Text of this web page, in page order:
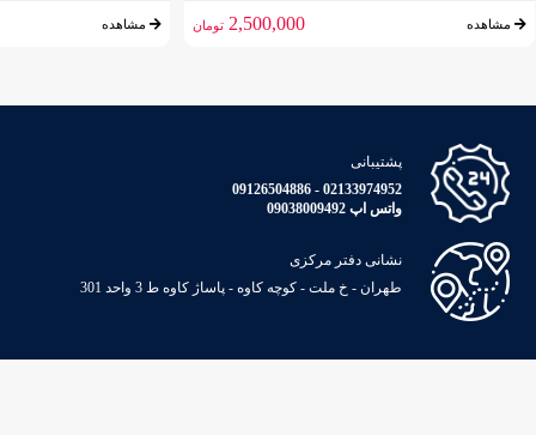
مشاهده 2,500,000 تومان مشاهده
پشتیبانی
02133974952 - 09126504886
واتس اپ 09038009492
نشانی دفتر مرکزی
طهران - خ ملت - کوچه کاوه - پاساژ کاوه ط 3 واحد 301